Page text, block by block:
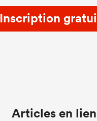
Inscription
Articles en lien